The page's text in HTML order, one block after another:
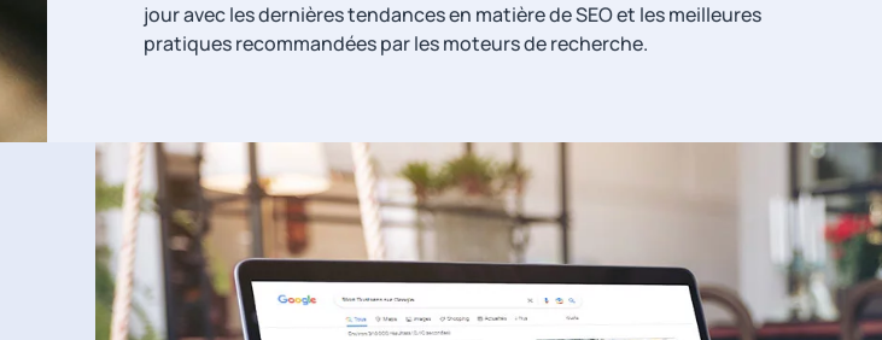
jour avec les dernières tendances en matière de SEO et les meilleures
pratiques recommandées par les moteurs de recherche.